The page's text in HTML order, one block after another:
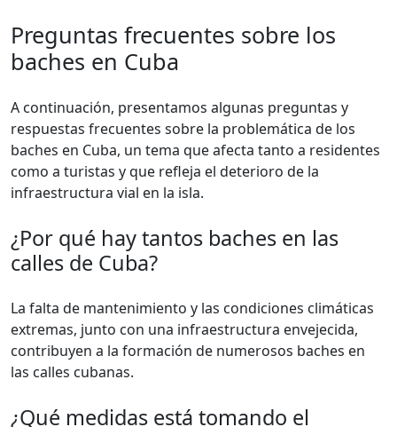
Preguntas frecuentes sobre los
baches en Cuba
A continuación, presentamos algunas preguntas y
respuestas frecuentes sobre la problemática de los
baches en Cuba, un tema que afecta tanto a residentes
como a turistas y que refleja el deterioro de la
infraestructura vial en la isla.
¿Por qué hay tantos baches en las
calles de Cuba?
La falta de mantenimiento y las condiciones climáticas
extremas, junto con una infraestructura envejecida,
contribuyen a la formación de numerosos baches en
las calles cubanas.
¿Qué medidas está tomando el